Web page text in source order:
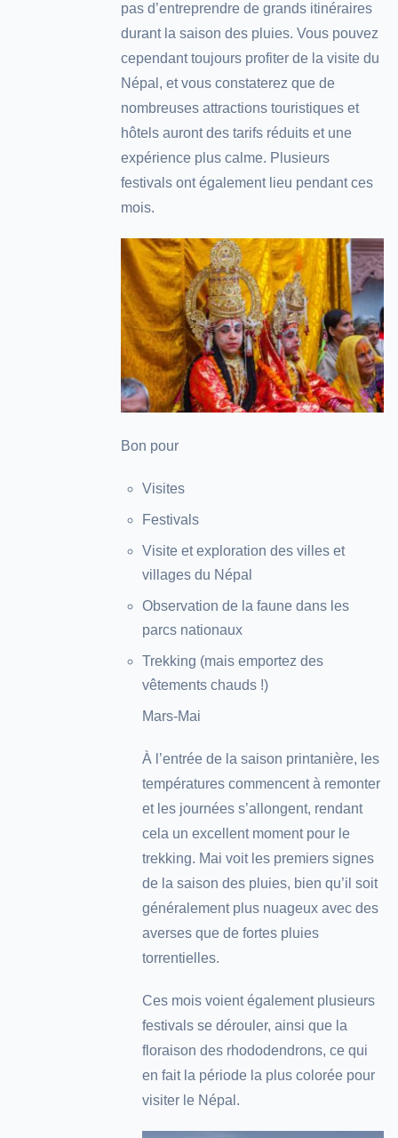
pas d’entreprendre de grands itinéraires
durant la saison des pluies. Vous pouvez
cependant toujours profiter de la visite du
Népal, et vous constaterez que de
nombreuses attractions touristiques et
hôtels auront des tarifs réduits et une
expérience plus calme. Plusieurs
festivals ont également lieu pendant ces
mois.
Bon pour
Visites
Festivals
Visite et exploration des villes et
villages du Népal
Observation de la faune dans les
parcs nationaux
Trekking (mais emportez des
vêtements chauds !)
Mars-Mai
À l’entrée de la saison printanière, les
températures commencent à remonter
et les journées s’allongent, rendant
cela un excellent moment pour le
trekking. Mai voit les premiers signes
de la saison des pluies, bien qu’il soit
généralement plus nuageux avec des
averses que de fortes pluies
torrentielles.
Ces mois voient également plusieurs
festivals se dérouler, ainsi que la
floraison des rhododendrons, ce qui
en fait la période la plus colorée pour
visiter le Népal.